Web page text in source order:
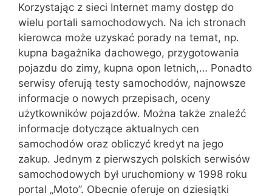
Korzystając z sieci Internet mamy dostęp do
wielu portali samochodowych. Na ich stronach
kierowca może uzyskać porady na temat, np.
kupna bagażnika dachowego, przygotowania
pojazdu do zimy, kupna opon letnich,… Ponadto
serwisy oferują testy samochodów, najnowsze
informacje o nowych przepisach, oceny
użytkowników pojazdów. Można także znaleźć
informacje dotyczące aktualnych cen
samochodów oraz obliczyć kredyt na jego
zakup. Jednym z pierwszych polskich serwisów
samochodowych był uruchomiony w 1998 roku
portal „Moto”. Obecnie oferuje on dziesiątki